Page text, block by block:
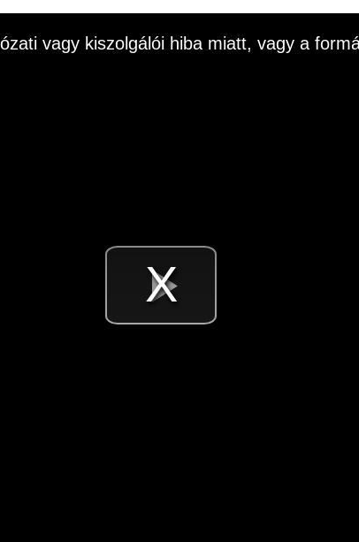
Videó
vagy kiszolgálói hiba miatt, vagy a